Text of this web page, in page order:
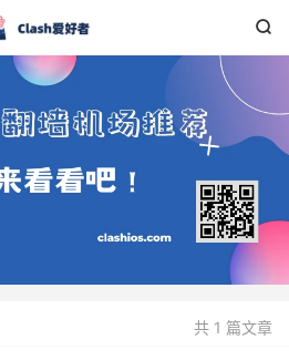

共 1 篇文章